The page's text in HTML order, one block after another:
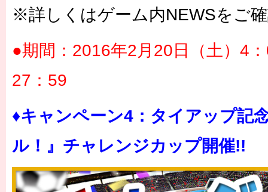
※詳しくはゲーム内NEWSをご
●期間：2016年2月20日（土）4
27：59
♦キャンペーン4：タイアップ記
ル！』チャレンジカップ開催!!